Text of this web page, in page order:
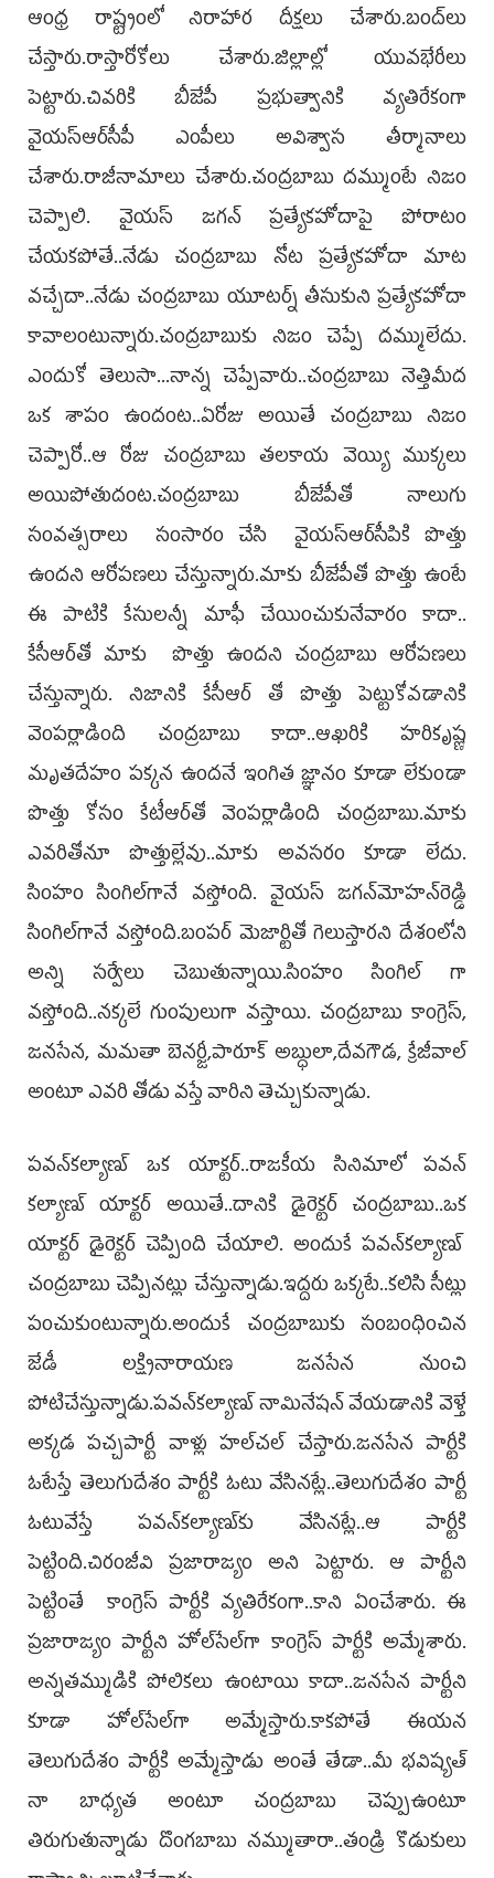
ఆంధ్ర రాష్ట్రంలో నిరాహార దీక్షలు చేశారు.బంద్‌లు
చేస్తారు.రాస్తారోకోలు చేశారు.జిల్లాల్లో యువభేరీలు
పెట్టారు.చివరికి బీజేపీ ప్రభుత్వానికి వ్యతిరేకంగా
వైయస్‌ఆర్‌సీపీ ఎంపీలు అవిశ్వాస తీర్మానాలు
చేశారు.రాజీనామాలు చేశారు.చంద్రబాబు దమ్ముంటే నిజం
చెప్పాలి. వైయస్‌ జగన్‌ ప్రత్యేకహోదాపై పోరాటం
చేయకపోతే..నేడు చంద్రబాబు నోట ప్రత్యేకహోదా మాట
వచ్చేదా..నేడు చంద్రబాబు యూటర్న్‌ తీసుకుని ప్రత్యేకహోదా
కావాలంటున్నారు.చంద్రబాబుకు నిజం చెప్పే దమ్ములేదు.
ఎందుకో తెలుసా...నాన్న చెప్పేవారు..చంద్రబాబు నెత్తిమీద
ఒక శాపం ఉందంట..ఏరోజు అయితే చంద్రబాబు నిజం
చెప్పారో..ఆ రోజు చంద్రబాబు తలకాయ వెయ్యి ముక్కలు
అయిపోతుదంట.చంద్రబాబు బీజేపీతో నాలుగు
సంవత్సరాలు సంసారం చేసి వైయస్‌ఆర్‌సీపికి పొత్తు
ఉందని ఆరోపణలు చేస్తున్నారు.మాకు బీజేపీతో పొత్తు ఉంటే
ఈ పాటికి కేసులన్నీ మాఫీ చేయించుకునేవారం కాదా..
కేసీఆర్‌తో మాకు పొత్తు ఉందని చంద్రబాబు ఆరోపణలు
చేస్తున్నారు. నిజానికి కేసీఆర్‌ తో పొత్తు పెట్టుకోవడానికి
వెంపర్లాడింది చంద్రబాబు కాదా..ఆఖరికి హరికృష్ణ
మృతదేహం పక్కన ఉందనే ఇంగిత జ్ఞానం కూడా లేకుండా
పొత్తు కోసం కేటీఆర్‌తో వెంపర్లాడింది చంద్రబాబు.మాకు
ఎవరితోనూ పొత్తుల్లేవు..మాకు అవసరం కూడా లేదు.
సింహం సింగిల్‌గానే వస్తోంది. వైయస్‌ జగన్‌మోహన్‌రెడ్డి
సింగిల్‌గానే వస్తోంది.బంపర్‌ మెజార్టితో గెలుస్తారని దేశంలోని
అన్ని సర్వేలు చెబుతున్నాయి.సింహం సింగిల్‌ గా
వస్తోంది..నక్కలే గుంపులుగా వస్తాయి. చంద్రబాబు కాంగ్రెస్,
జనసేన, మమతా బెనర్జీ,పారూక్‌ అబ్ధులా,దేవగౌడ, క్రేజీవాల్‌
అంటూ ఎవరి తోడు వస్తే వారిని తెచ్చుకున్నాడు.
పవన్‌కల్యాణ్‌ ఒక యాక్టర్‌..రాజకీయ సినిమాలో పవన్‌
కల్యాణ్‌ యాక్టర్‌ అయితే..దానికి డైరెక్టర్‌ చంద్రబాబు..ఒక
యాక్టర్‌ డైరెక్టర్‌ చెప్పింది చేయాలి. అందుకే పవన్‌కల్యాణ్‌
చంద్రబాబు చెప్పినట్లు చేస్తున్నాడు.ఇద్దరు ఒక్కటే..కలిసి సీట్లు
పంచుకుంటున్నారు.అందుకే చంద్రబాబుకు సంబంధించిన
జేడీ లక్ష్మినారాయణ జనసేన నుంచి
పోటిచేస్తున్నాడు.పవన్‌కల్యాణ్‌ నామినేషన్‌ వేయడానికి వెళ్తే
అక్కడ పచ్చపార్టీ వాళ్లు హల్‌చల్‌ చేస్తారు.జనసేన పార్టీకి
ఓటేస్తే తెలుగుదేశం పార్టీకి ఓటు వేసినట్లే..తెలుగుదేశం పార్టీ
ఓటువేస్తే పవన్‌కల్యాణ్‌కు వేసినట్లే..ఆ పార్టీకి
పెట్టింది.చిరంజీవి ప్రజారాజ్యం అని పెట్టారు. ఆ పార్టీని
పెట్టింతే కాంగ్రెస్‌ పార్టీకి వ్యతిరేకంగా..కాని ఏంచేశారు. ఈ
ప్రజారాజ్యం పార్టీని హోల్‌సేల్‌గా కాంగ్రెస్‌ పార్టీకి అమ్మేశారు.
అన్నతమ్ముడికి పోలికలు ఉంటాయి కాదా..జనసేన పార్టీని
కూడా హోల్‌సేల్‌గా అమ్మేస్తారు.కాకపోతే ఈయన
తెలుగుదేశం పార్టీకి అమ్మేస్తాడు అంతే తేడా..మీ భవిష్యత్‌
నా బాధ్యత అంటూ చంద్రబాబు చెప్పుఉంటూ
తిరుగుతున్నాడు దొంగబాబు నమ్ముతారా..తండ్రి కొడుకులు